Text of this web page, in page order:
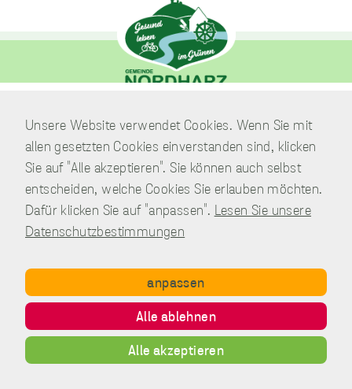
Am Park 7
38871 Nordharz / OT Wasserleben
Telefon:039451.600 0
E-Mail:Schreiben Sie uns!
Copyright © Gemeinde Nordharz - 01|2021 - All rights reserved.
Datenschutz Disclaimer
Inhalt
Unsere Website verwendet Cookies. Wenn Sie mit
allen gesetzten Cookies einverstanden sind, klicken
Sie auf "Alle akzeptieren". Sie können auch selbst
entscheiden, welche Cookies Sie erlauben möchten.
Dafür klicken Sie auf "anpassen". Lesen Sie unsere
Datenschutzbestimmungen
anpassen
Alle ablehnen
Alle akzeptieren
Cookies
sind
unverzichtbar,
damit wir Ihnen
grundlegende
und sichere
stellen können.
Sie werden nicht
eingesetzt, um
Informationen
über Sie für
andere Zwecke
wie Marketing